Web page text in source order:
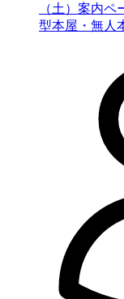
（土）案内
型本屋・無人